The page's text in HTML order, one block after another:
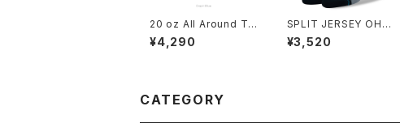
20 oz All Around Tu
mbler Capri Blue
¥4,290
SPLIT JERSEY OHT
ANI 2
¥3,520
CATEGORY